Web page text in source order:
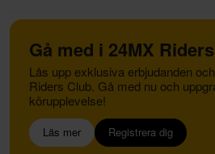
Gå med i 24MX
Lås upp exklusiva erbjudanden
Riders Club. Gå med nu och
körupplevelse!
Läs mer Registrera dig